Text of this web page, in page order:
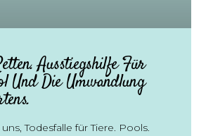
Ausstiegshilfe Für
Und Die Umwandlung
Todesfalle für Tiere. Pools.